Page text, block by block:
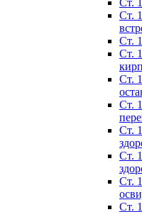
Ст.
Ст.
Ст.
Ст.
Ст.
Ст.
Ст.
Ст.
Ст.
Ст.